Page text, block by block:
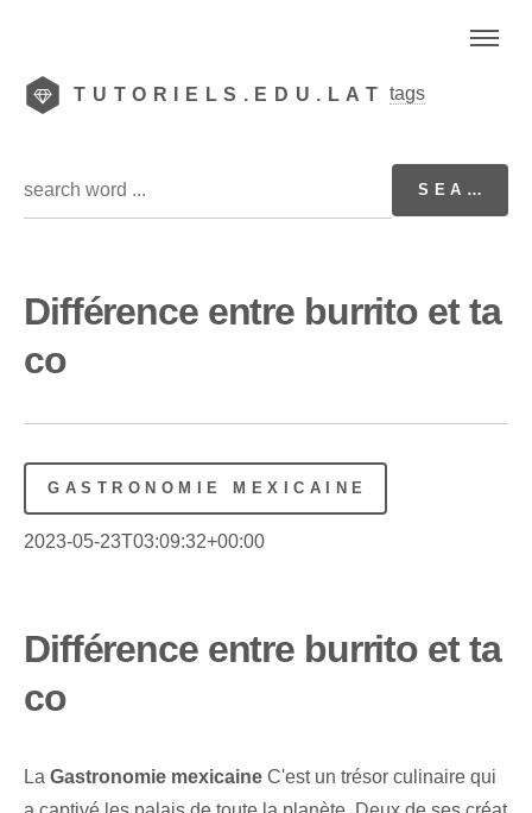
TUTORIELS.EDU.LAT tags
Différence entre burrito et ta
co
GASTRONOMIE MEXICAINE
2023-05-23T03:09:32+00:00
Différence entre burrito et ta
co
La Gastronomie mexicaine C'est un trésor culinaire qui